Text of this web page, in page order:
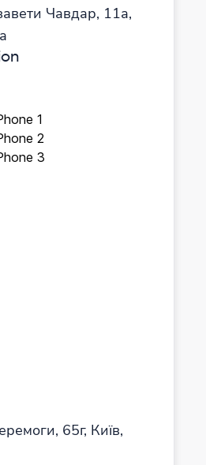
Чавдар, 11а,
1
2
3
65г, Київ,